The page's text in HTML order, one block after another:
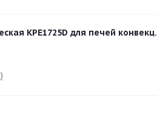
KPE1725D для печей конвекц.